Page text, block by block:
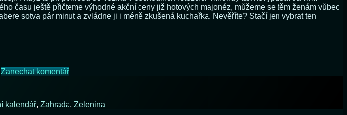
času ještě přičteme výhodné akční ceny již hotových majonéz, můžeme se těm ženám vůbec
sotva pár minut a zvládne ji i méně zkušená kuchařka. Nevěříte? Stačí jen vybrat ten
Zanechat komentářna
kalendář, Zahrada, Zelenina